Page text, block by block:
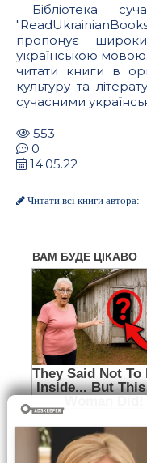
Бібліотека
пропонує
українською
читати книги в
культуру та
сучасними
553
0
14.05.22
Читати всі книги автора: